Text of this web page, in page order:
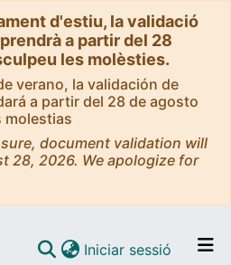
d'estiu, la validació
a partir del 28
les molèsties.
verano, la validación de
a partir del 28 de agosto
molestias
document validation will
28, 2026. We apologize for
Iniciar sessió (current)